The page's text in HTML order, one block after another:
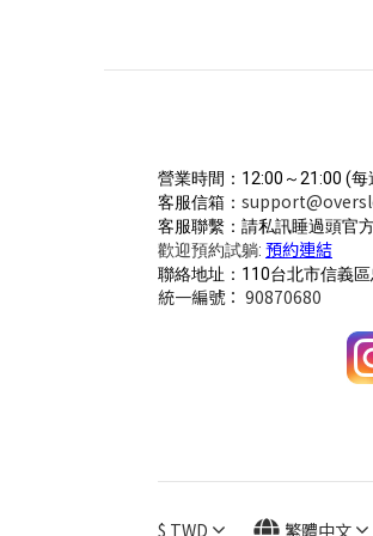
營業時間：12:00～21:00 (每
客服信箱：
客服聯繫：請私訊睡過頭官
歡迎預約試躺: 預約連結
聯絡地址：110台北市信義
統一編號： 90870680
$ TWD 繁體中文